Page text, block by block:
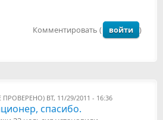
Комментировать ( войти )
ПРОВЕРЕНО) ВТ, 11/29/2011 - 16:36
спасибо.